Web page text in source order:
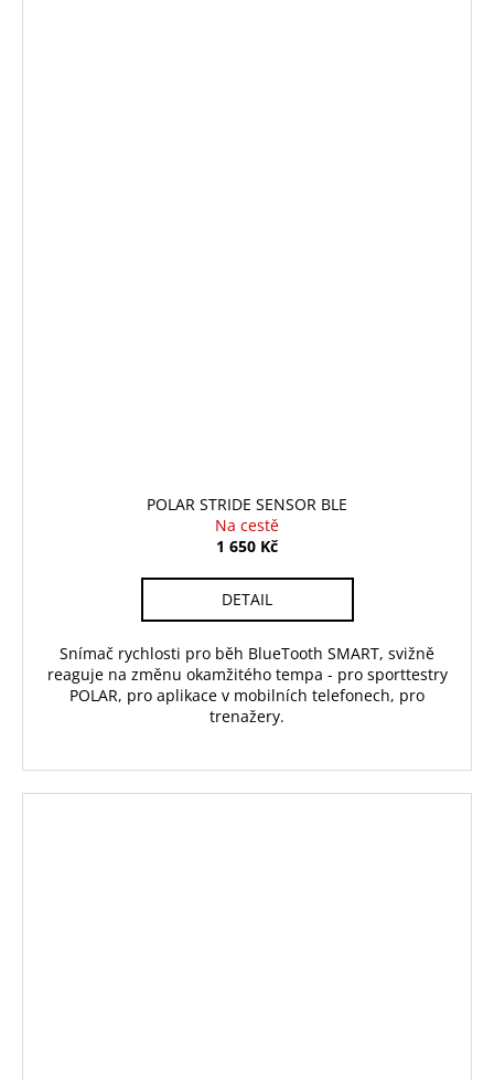
POLAR STRIDE SENSOR BLE
Na cestě
1 650 Kč
DETAIL
Snímač rychlosti pro běh BlueTooth SMART, svižně
reaguje na změnu okamžitého tempa - pro sporttestry
POLAR, pro aplikace v mobilních telefonech, pro
trenažery.